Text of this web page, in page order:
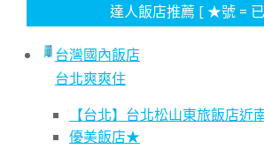
達人飯店推薦 [ ★號 =
台灣國內飯店
台北爽爽住
【台北】台北松山東旅飯店
優美飯店★